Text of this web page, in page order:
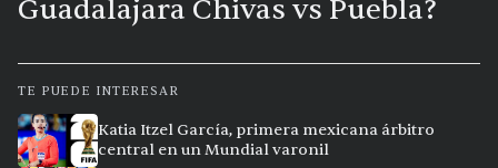
Guadalajara Chivas vs Puebla?
TE PUEDE INTERESAR
Katia Itzel García, primera mexicana árbitro
central en un Mundial varonil